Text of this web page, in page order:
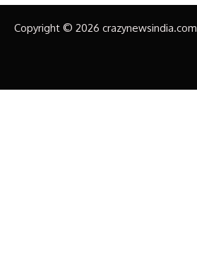
Copyright © 2026 crazynewsindia.com